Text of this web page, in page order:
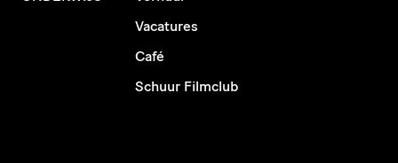
Vacatures
Café
Schuur Filmclub